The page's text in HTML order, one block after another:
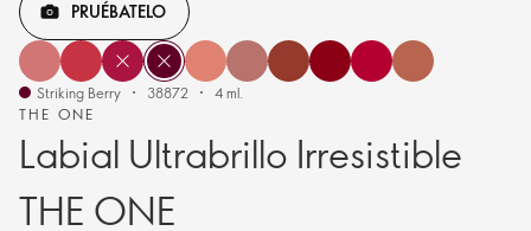
THE ONE
Labial Ultrabrillo Irresistible
THE ONE
PRUÉBATELO
Striking Berry 38872 4 ml.